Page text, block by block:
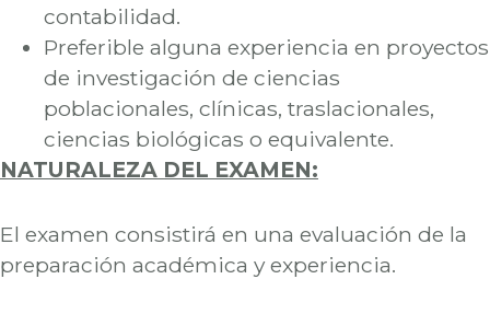
contabilidad.
Preferible alguna experiencia en proyectos
de investigación de ciencias
poblacionales, clínicas, traslacionales,
ciencias biológicas o equivalente.
NATURALEZA DEL EXAMEN:
El examen consistirá en una evaluación de la
preparación académica y experiencia.